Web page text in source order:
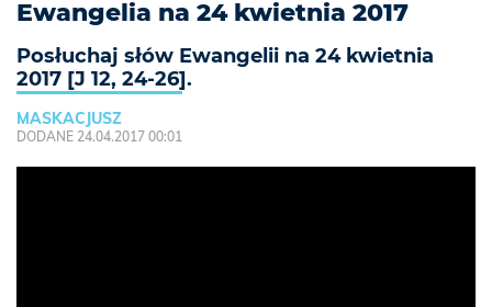
Ewangelia na 24 kwietnia 2017
Posłuchaj słów Ewangelii na 24 kwietnia
2017 [J 12, 24-26].
MASKACJUSZ
DODANE 24.04.2017 00:01